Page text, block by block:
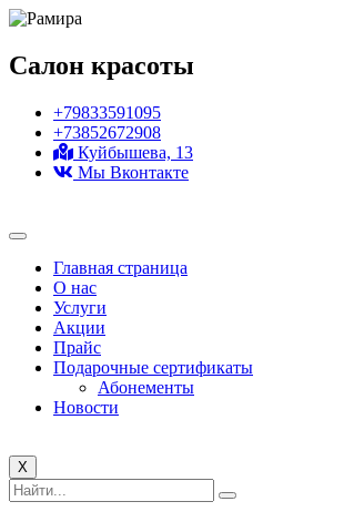
Салон красоты
+79833591095
+73852672908
Куйбышева, 13
Мы Вконтакте
Главная страница
О нас
Услуги
Акции
Прайс
Подарочные сертификаты
Абонементы
Новости
X